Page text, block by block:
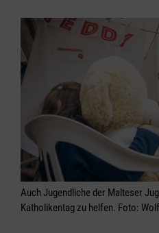
Auch Jugendliche der Malteser
Katholikentag zu helfen. Foto: